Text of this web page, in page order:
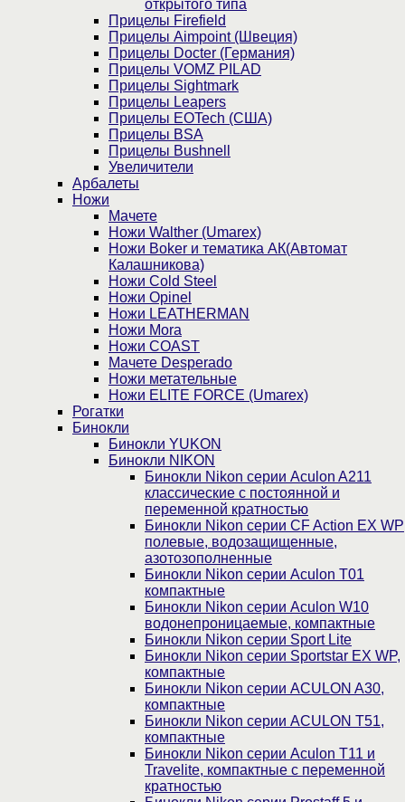
открытого типа
Прицелы Firefield
Прицелы Aimpoint (Швеция)
Прицелы Docter (Германия)
Прицелы VOMZ PILAD
Прицелы Sightmark
Прицелы Leapers
Прицелы EOTech (США)
Прицелы BSA
Прицелы Bushnell
Увеличители
Арбалеты
Ножи
Мачете
Ножи Walther (Umarex)
Ножи Boker и тематика АК(Автомат
Калашникова)
Ножи Cold Steel
Ножи Opinel
Ножи LEATHERMAN
Ножи Mora
Ножи COAST
Мачете Desperado
Ножи метательные
Ножи ELITE FORCE (Umarex)
Рогатки
Бинокли
Бинокли YUKON
Бинокли NIKON
Бинокли Nikon серии Aculon A211
классические с постоянной и
переменной кратностью
Бинокли Nikon серии СF Action EX WP
полевые, водозащищенные,
азотозополненные
Бинокли Nikon серии Aculon T01
компактные
Бинокли Nikon серии Aculon W10
водонепроницаемые, компактные
Бинокли Nikon серии Sport Lite
Бинокли Nikon серии Sportstar EX WP,
компактные
Бинокли Nikon серии ACULON A30,
компактные
Бинокли Nikon серии ACULON Т51,
компактные
Бинокли Nikon серии Aculon T11 и
Travelite, компактные с переменной
кратностью